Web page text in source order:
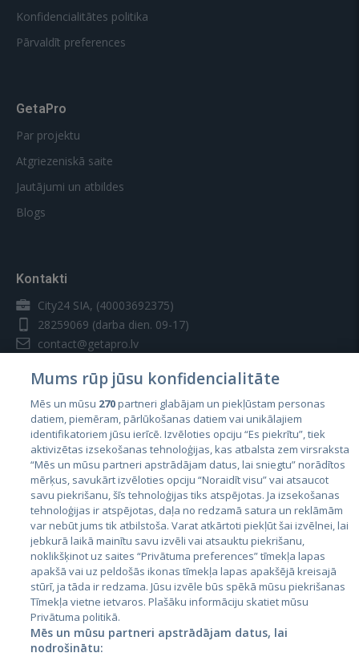
Konfidencialitātes politika
Pārvaldīt preferences
GetaPro
Par projektu
Atgriezeniskā saite
Jautājumi un atbildes
Blogs
Kontakti
City24 SIA, (40003692375)
28259069 (darba dien. 09-17)
contact@getapro.lv
Valstis
Igaunija
Latvija
Lietuva
Mums rūp jūsu konfidencialitāte
Mēs un mūsu 270partneri glabājam un piekļūstam personas
datiem, piemēram, pārlūkošanas datiem vai unikālajiem
identifikatoriem jūsu ierīcē. Izvēloties opciju “Es piekrītu”, tiek
aktivizētas izsekošanas tehnoloģijas, kas atbalsta zem virsraksta
“Mēs un mūsu partneri apstrādājam datus, lai sniegtu” norādītos
mērķus, savukārt izvēloties opciju “Noraidīt visu” vai atsaucot
savu piekrišanu, šīs tehnoloģijas tiks atspējotas. Ja izsekošanas
tehnoloģijas ir atspējotas, daļa no redzamā satura un reklāmām
var nebūt jums tik atbilstoša. Varat atkārtoti piekļūt šai izvēlnei, lai
jebkurā laikā mainītu savu izvēli vai atsauktu piekrišanu,
noklikšķinot uz saites “Privātuma preferences” tīmekļa lapas
apakšā vai uz peldošās ikonas tīmekļa lapas apakšējā kreisajā
stūrī, ja tāda ir redzama. Jūsu izvēle būs spēkā mūsu piekrišanas
Tīmekļa vietne ietvaros. Plašāku informāciju skatiet mūsu
Privātuma politikā.
Mēs un mūsu partneri apstrādājam datus, lai
nodrošinātu: